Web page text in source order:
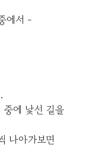
에서 -
에 낯선 길을
나아가보면